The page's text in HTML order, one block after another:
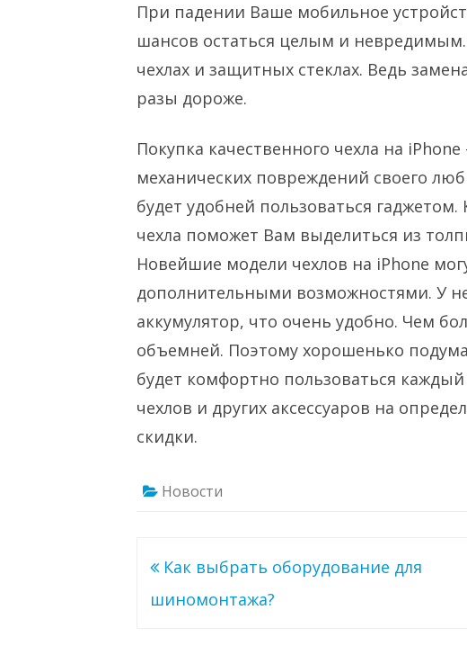
При падении Ваше мобильное
шансов остаться целым и
чехлах и защитных стеклах. Ведь
разы дороже.
Покупка качественного чехла на
механических повреждений своего
будет удобней пользоваться
чехла поможет Вам выделиться из
Новейшие модели чехлов на iPhone
дополнительными возможностями. У
аккумулятор, что очень удобно. Чем
объемней. Поэтому хорошенько
будет комфортно пользоваться
чехлов и других аксессуаров на
скидки.
Новости
Навигация
по
Как выбрать оборудование для
шиномонтажа?